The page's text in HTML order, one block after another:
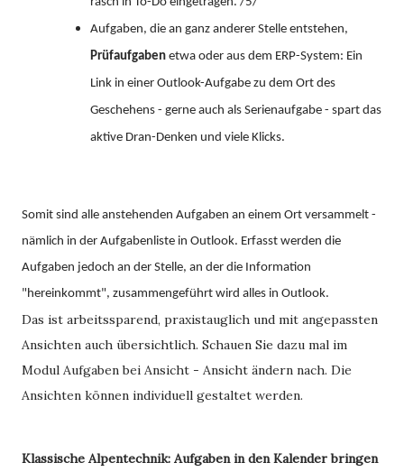
Aufgaben, die an ganz anderer Stelle entstehen,
Prüfaufgaben etwa oder aus dem ERP-System: Ein
Link in einer Outlook-Aufgabe zu dem Ort des
Geschehens - gerne auch als Serienaufgabe - spart das
aktive Dran-Denken und viele Klicks.
Somit sind alle anstehenden Aufgaben an einem Ort versammelt -
nämlich in der Aufgabenliste in Outlook. Erfasst werden die
Aufgaben jedoch an der Stelle, an der die Information
"hereinkommt", zusammengeführt wird alles in Outlook.
Das ist arbeitssparend, praxistauglich und mit angepassten
Ansichten auch übersichtlich. Schauen Sie dazu mal im
Modul Aufgaben bei Ansicht - Ansicht ändern nach. Die
Ansichten können individuell gestaltet werden.
Klassische Alpentechnik: Aufgaben in den Kalender bringen